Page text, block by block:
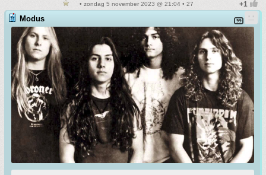
• zondag 5 november 2023 @ 21:04 • 27
Modus